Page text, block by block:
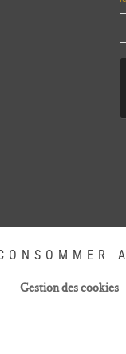
Gestion des cookies